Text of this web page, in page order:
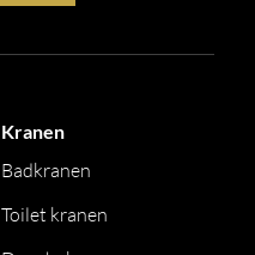
Kranen
Badkranen
Toilet kranen